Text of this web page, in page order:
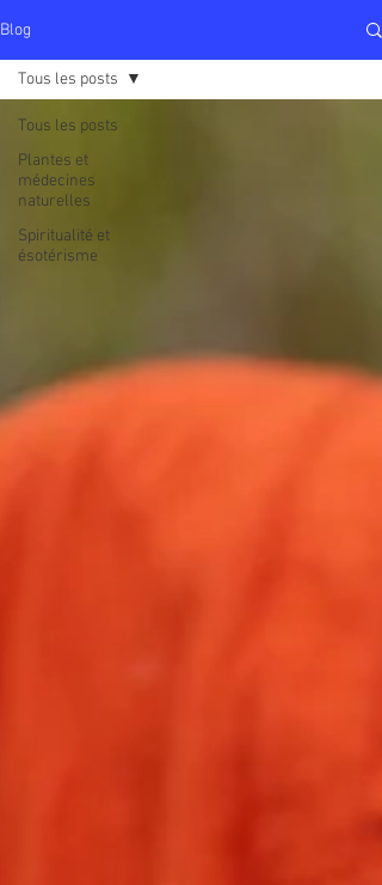
Blog
Tous les posts
Plantes et
médecines
naturelles
Spiritualité et
ésotérisme
Tous les posts